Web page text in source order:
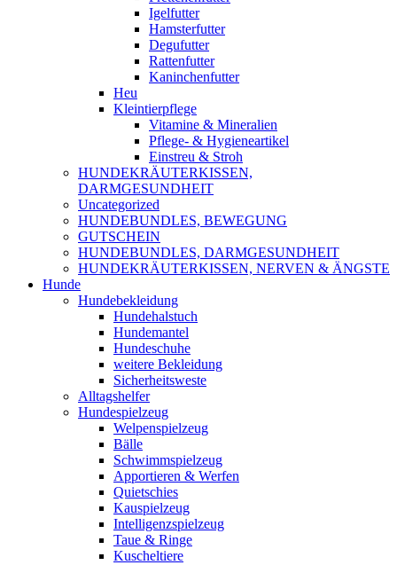
Igelfutter
Hamsterfutter
Degufutter
Rattenfutter
Kaninchenfutter
Heu
Kleintierpflege
Vitamine & Mineralien
Pflege- & Hygieneartikel
Einstreu & Stroh
HUNDEKRÄUTERKISSEN,
DARMGESUNDHEIT
Uncategorized
HUNDEBUNDLES, BEWEGUNG
GUTSCHEIN
HUNDEBUNDLES, DARMGESUNDHEIT
HUNDEKRÄUTERKISSEN, NERVEN & ÄNGSTE
Hunde
Hundebekleidung
Hundehalstuch
Hundemantel
Hundeschuhe
weitere Bekleidung
Sicherheitsweste
Alltagshelfer
Hundespielzeug
Welpenspielzeug
Bälle
Schwimmspielzeug
Apportieren & Werfen
Quietschies
Kauspielzeug
Intelligenzspielzeug
Taue & Ringe
Kuscheltiere